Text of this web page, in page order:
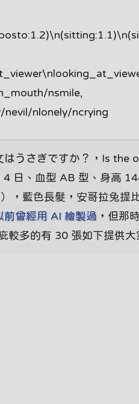
nsmile,
nlonely/ncrying
うさぎですか？，Is the
日、血型 AB 型、身高
，藍色長髮，安哥拉兔提
前曾經用 AI 繪製過 ，但那
較多的有 30 張如下提供大